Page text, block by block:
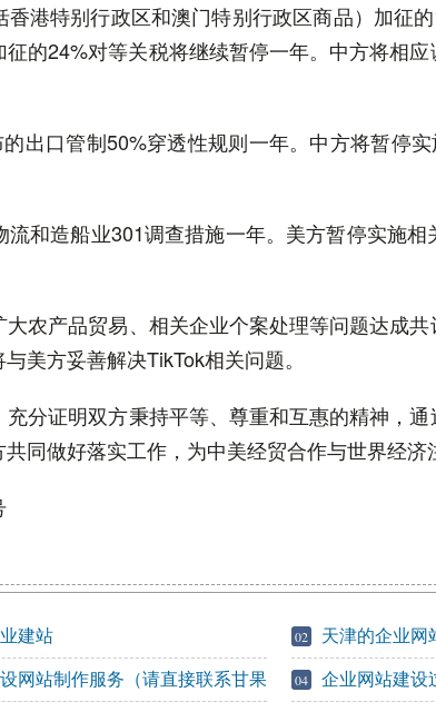
港特别行政区和澳门特别行政区商品）加征
的24%对等关税将继续暂停一年。中方将相
出口管制50%穿透性规则一年。中方将暂停
和造船业301调查措施一年。美方暂停实施
农产品贸易、相关企业个案处理等问题达成
美方妥善解决TikTok相关问题。
分证明双方秉持平等、尊重和互惠的精神，
同做好落实工作，为中美经贸合作与世界经济
建站 02 天津的企业网
网站制作服务（请直接联系甘果
04 企业网站建设